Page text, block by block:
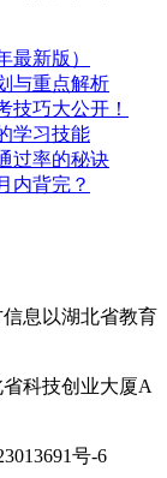
最新版）
与重点解析
技巧大公开！
学习技能
过率的秘诀
内背完？
息以湖北省教育
科技创业大厦A
号-6